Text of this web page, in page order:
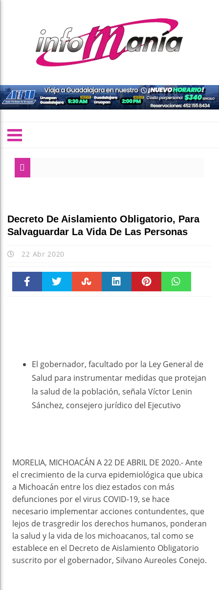
Decreto De Aislamiento Obligatorio, Para
Salvaguardar La Vida De Las Personas
22 Abr 2020
El gobernador, facultado por la Ley General de
Salud para instrumentar medidas que protejan
la salud de la población, señala Víctor Lenin
Sánchez, consejero jurídico del Ejecutivo
MORELIA, MICHOACÁN A 22 DE ABRIL DE 2020.- Ante
el crecimiento de la curva epidemiológica que ubica
a Michoacán entre los diez estados con más
defunciones por el virus COVID-19, se hace
necesario implementar acciones contundentes, que
lejos de trasgredir los derechos humanos, ponderan
la salud y la vida de los michoacanos, tal como se
establece en el Decreto de Aislamiento Obligatorio
suscrito por el gobernador, Silvano Aureoles Conejo.